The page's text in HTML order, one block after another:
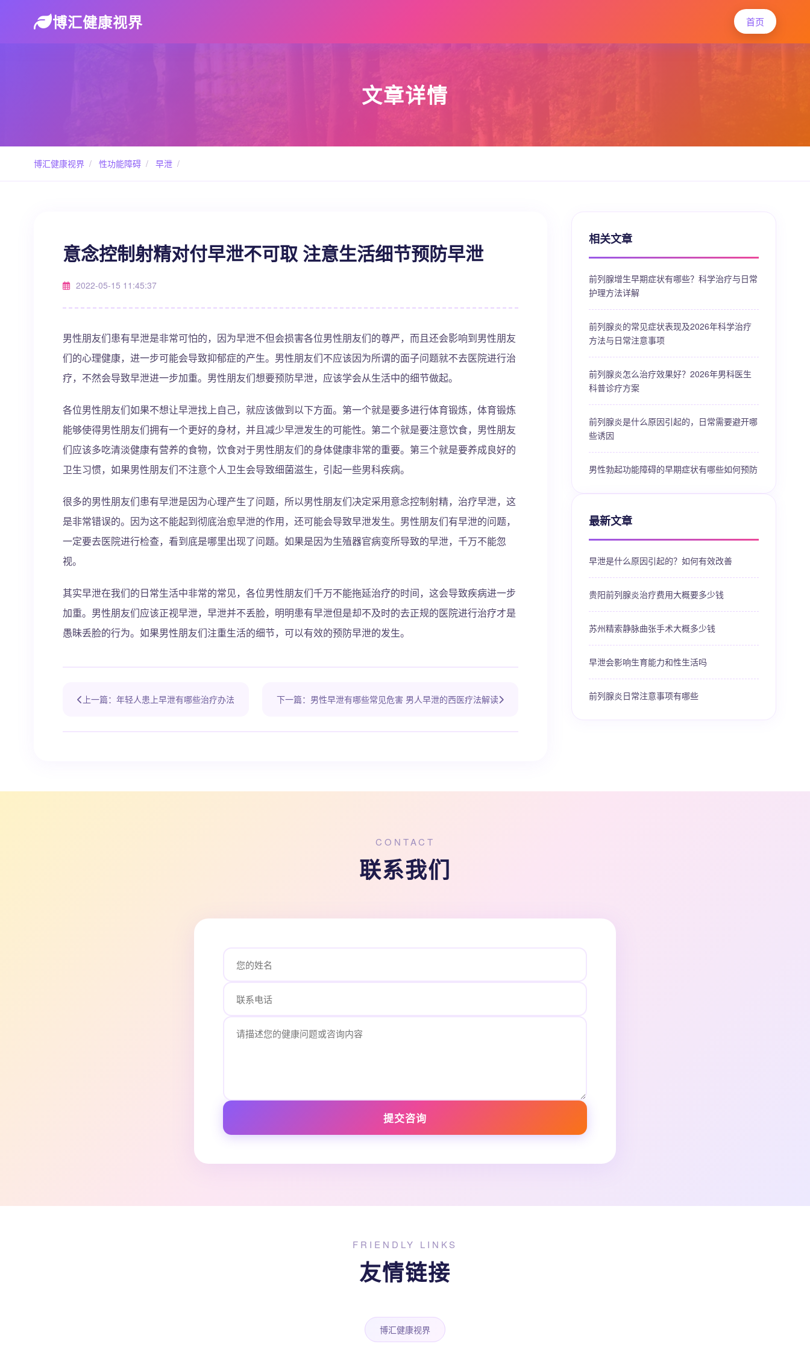
博汇健康视界 首页
文章详情
博汇健康视界 / 性功能障碍 / 早泄 /
意念控制射精对付早泄不可取 注意生活细节预防早泄
2022-05-15 11:45:37
男性朋友们患有早泄是非常可怕的，因为早泄不但会损害各位男性朋友们的尊严，而且还会影响到男性朋友
们的心理健康，进一步可能会导致抑郁症的产生。男性朋友们不应该因为所谓的面子问题就不去医院进行治
疗，不然会导致早泄进一步加重。男性朋友们想要预防早泄，应该学会从生活中的细节做起。
各位男性朋友们如果不想让早泄找上自己，就应该做到以下方面。第一个就是要多进行体育锻炼，体育锻炼
能够使得男性朋友们拥有一个更好的身材，并且减少早泄发生的可能性。第二个就是要注意饮食，男性朋友
们应该多吃清淡健康有营养的食物，饮食对于男性朋友们的身体健康非常的重要。第三个就是要养成良好的
卫生习惯，如果男性朋友们不注意个人卫生会导致细菌滋生，引起一些男科疾病。
很多的男性朋友们患有早泄是因为心理产生了问题，所以男性朋友们决定采用意念控制射精，治疗早泄，这
是非常错误的。因为这不能起到彻底治愈早泄的作用，还可能会导致早泄发生。男性朋友们有早泄的问题，
一定要去医院进行检查，看到底是哪里出现了问题。如果是因为生殖器官病变所导致的早泄，千万不能忽
视。
其实早泄在我们的日常生活中非常的常见，各位男性朋友们千万不能拖延治疗的时间，这会导致疾病进一步
加重。男性朋友们应该正视早泄，早泄并不丢脸，明明患有早泄但是却不及时的去正规的医院进行治疗才是
愚昧丢脸的行为。如果男性朋友们注重生活的细节，可以有效的预防早泄的发生。
上一篇：年轻人患上早泄有哪些治疗办法 下一篇：男性早泄有哪些常见危害 男人早泄的西医疗法解读
相关文章
前列腺增生早期症状有哪些？科学治疗与日常
护理方法详解
前列腺炎的常见症状表现及2026年科学治疗
方法与日常注意事项
前列腺炎怎么治疗效果好？2026年男科医生
科普诊疗方案
前列腺炎是什么原因引起的，日常需要避开哪
些诱因
男性勃起功能障碍的早期症状有哪些如何预防
最新文章
早泄是什么原因引起的？如何有效改善
贵阳前列腺炎治疗费用大概要多少钱
苏州精索静脉曲张手术大概多少钱
早泄会影响生育能力和性生活吗
前列腺炎日常注意事项有哪些
CONTACT
联系我们
提交咨询
FRIENDLY LINKS
友情链接
博汇健康视界